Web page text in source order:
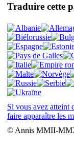
Traduire cette
Si vous avez atteint
faire apparaître les
© Annis MMII-